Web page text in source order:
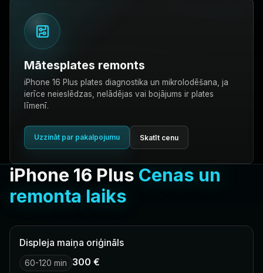
Mātesplates remonts
iPhone 16 Plus plates diagnostika un mikrolodēšana, ja
ierīce neieslēdzas, nelādējas vai bojājums ir plates
līmenī.
Uzzināt par pakalpojumu Skatīt cenu
iPhone 16 Plus Cenas un
remonta laiks
Displeja maiņa oriģināls
60-120 min 300 €